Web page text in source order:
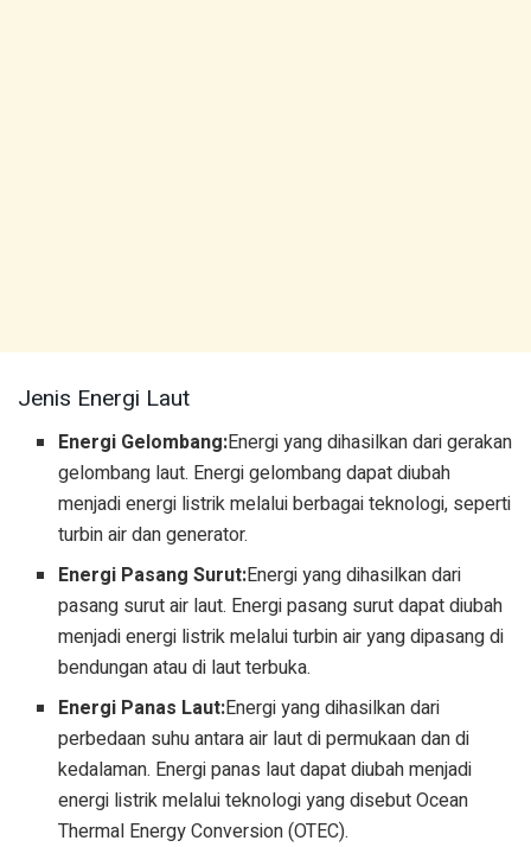
Jenis Energi Laut
Energi Gelombang:Energi yang dihasilkan dari gerakan
gelombang laut. Energi gelombang dapat diubah
menjadi energi listrik melalui berbagai teknologi, seperti
turbin air dan generator.
Energi Pasang Surut:Energi yang dihasilkan dari
pasang surut air laut. Energi pasang surut dapat diubah
menjadi energi listrik melalui turbin air yang dipasang di
bendungan atau di laut terbuka.
Energi Panas Laut:Energi yang dihasilkan dari
perbedaan suhu antara air laut di permukaan dan di
kedalaman. Energi panas laut dapat diubah menjadi
energi listrik melalui teknologi yang disebut Ocean
Thermal Energy Conversion (OTEC).